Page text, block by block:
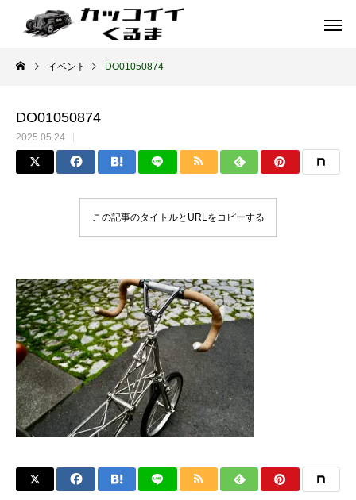
イギリス車
ENGLAND
ドイツ車
GERMANY
イベント DO01050874
DO01050874
2025.05.24
この記事のタイトルとURLをコピーする